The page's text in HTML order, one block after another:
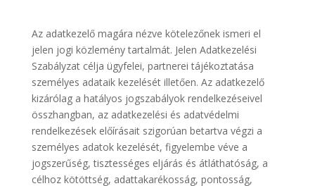
Az adatkezelő magára nézve kötelezőnek ismeri el
jelen jogi közlemény tartalmát. Jelen Adatkezelési
Szabályzat célja ügyfelei, partnerei tájékoztatása
személyes adataik kezelését illetően. Az adatkezelő
kizárólag a hatályos jogszabályok rendelkezéseivel
összhangban, az adatkezelési és adatvédelmi
rendelkezések előírásait szigorúan betartva végzi a
személyes adatok kezelését, figyelembe véve a
jogszerűség, tisztességes eljárás és átláthatóság, a
célhoz kötöttség, adattakarékosság, pontosság,